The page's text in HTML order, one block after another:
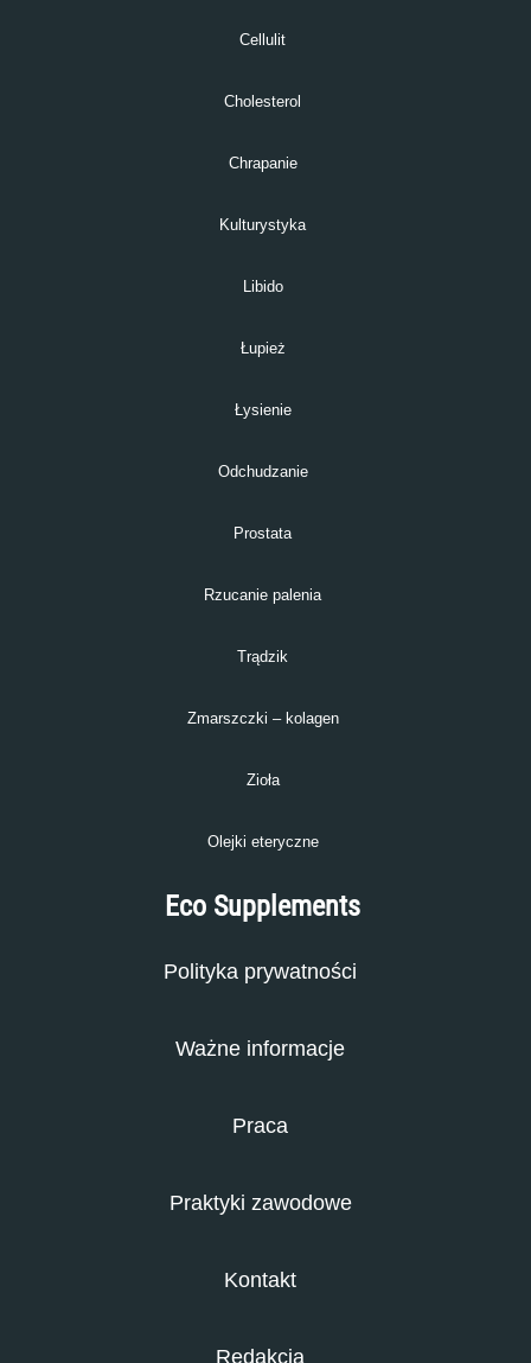
Cellulit
Cholesterol
Chrapanie
Kulturystyka
Libido
Łupież
Łysienie
Odchudzanie
Prostata
Rzucanie palenia
Trądzik
Zmarszczki – kolagen
Zioła
Olejki eteryczne
Eco Supplements
Polityka prywatności
Ważne informacje
Praca
Praktyki zawodowe
Kontakt
Redakcja